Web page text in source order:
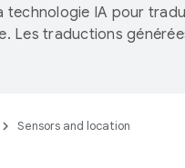
technologie IA pour
Les traductions
Sensors and location